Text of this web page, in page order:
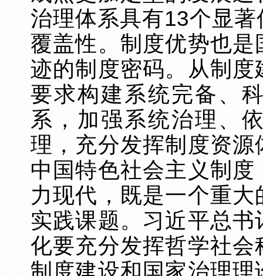
治理体系具有13个显
覆盖性。制度优势也
迹的制度密码。从制
要求构建系统完备、
系，加强系统治理、
理，充分发挥制度资
中国特色社会主义制
力现代，既是一个重
实践课题。习近平总
化要充分发挥哲学社
制度建设和国家治理